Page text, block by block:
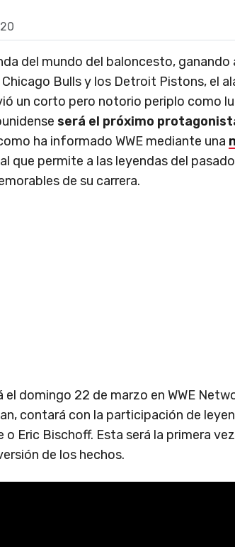
del mundo del baloncesto, ganando
Bulls y los Detroit Pistons, el
un corto pero notorio periplo como
será el próximo
ha informado WWE mediante una
que permite a las leyendas del
de su carrera.
el domingo 22 de marzo en WWE
contará con la participación de
o Eric Bischoff. Esta será la primera
de los hechos.